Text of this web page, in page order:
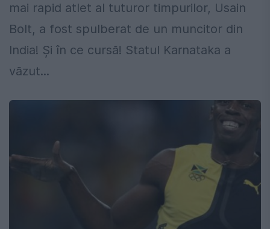
mai rapid atlet al tuturor timpurilor, Usain
Bolt, a fost spulberat de un muncitor din
India! Și în ce cursă! Statul Karnataka a
văzut...